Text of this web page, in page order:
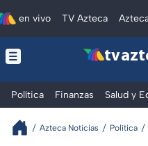
en vivo TV Azteca
tv
Política Finanzas Salud y
Azteca Noticias Política